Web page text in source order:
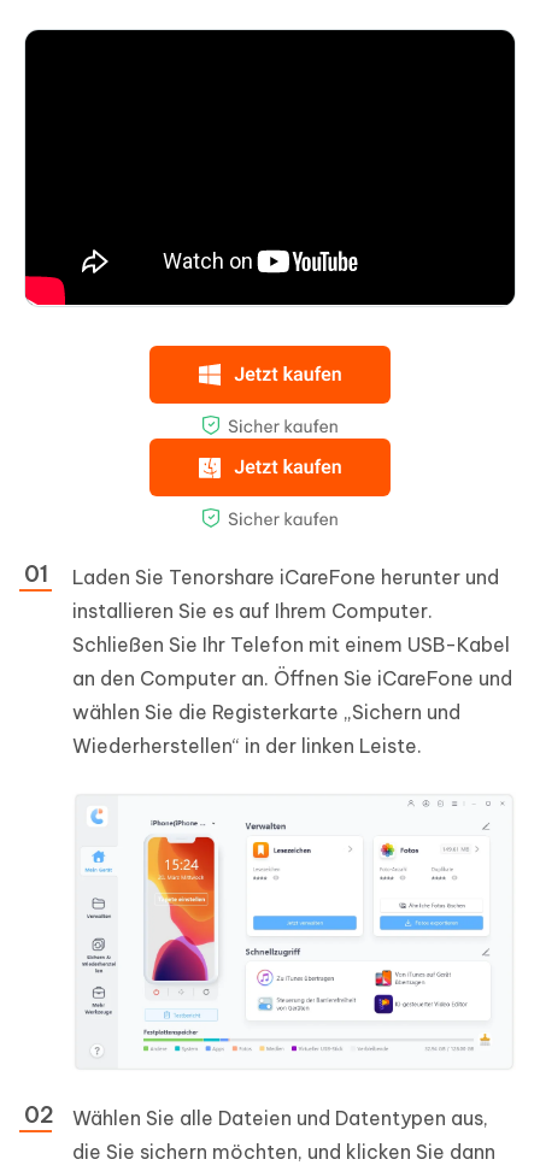
Laden Sie Tenorshare iCareFone herunter und
installieren Sie es auf Ihrem Computer.
Schließen Sie Ihr Telefon mit einem USB-Kabel
an den Computer an. Öffnen Sie iCareFone und
wählen Sie die Registerkarte „Sichern und
Wiederherstellen“ in der linken Leiste.
Wählen Sie alle Dateien und Datentypen aus,
die Sie sichern möchten, und klicken Sie dann